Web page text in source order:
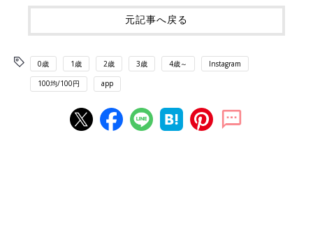
元記事へ戻る
0歳 1歳 2歳 3歳 4歳～ Instagram
100均/100円 app